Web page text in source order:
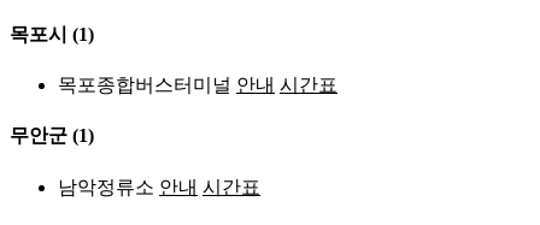
목포시 (1)
목포종합버스터미널 안내 시간표
무안군 (1)
남악정류소 안내 시간표